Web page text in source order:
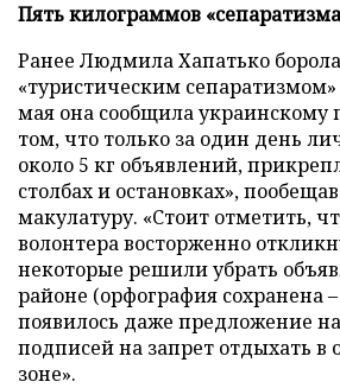
Пять килограммов
Ранее Людмила Хапатько
«туристическим
мая она сообщила украинскому
том, что только за один день
около 5 кг объявлений,
столбах и остановках»,
макулатуру. «Стоит отметить,
волонтера восторженно
некоторые решили убрать
районе (орфография сохранена
появилось даже предложение
подписей на запрет отдыхать в
зоне».